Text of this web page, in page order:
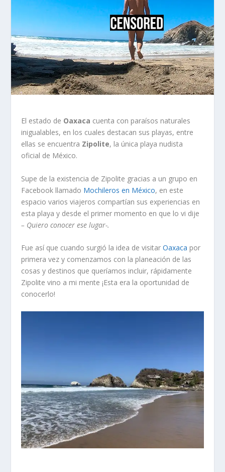
El estado de Oaxaca cuenta con paraísos naturales
inigualables, en los cuales destacan sus playas, entre
ellas se encuentra Zipolite, la única playa nudista
oficial de México.
Supe de la existencia de Zipolite gracias a un grupo en
Facebook llamado Mochileros en México, en este
espacio varios viajeros compartían sus experiencias en
esta playa y desde el primer momento en que lo vi dije
– Quiero conocer ese lugar-.
Fue así que cuando surgió la idea de visitarOaxaca por
primera vez y comenzamos con la planeación de las
cosas y destinos que queríamos incluir, rápidamente
Zipolite vino a mi mente ¡Esta era la oportunidad de
conocerlo!